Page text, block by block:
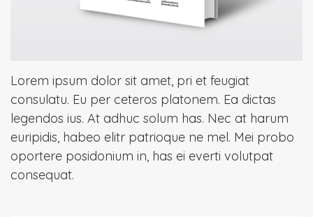
Lorem ipsum dolor sit amet, pri et feugiat
consulatu. Eu per ceteros platonem. Ea dictas
legendos ius. At adhuc solum has. Nec at harum
euripidis, habeo elitr patrioque ne mel. Mei probo
oportere posidonium in, has ei everti volutpat
consequat.